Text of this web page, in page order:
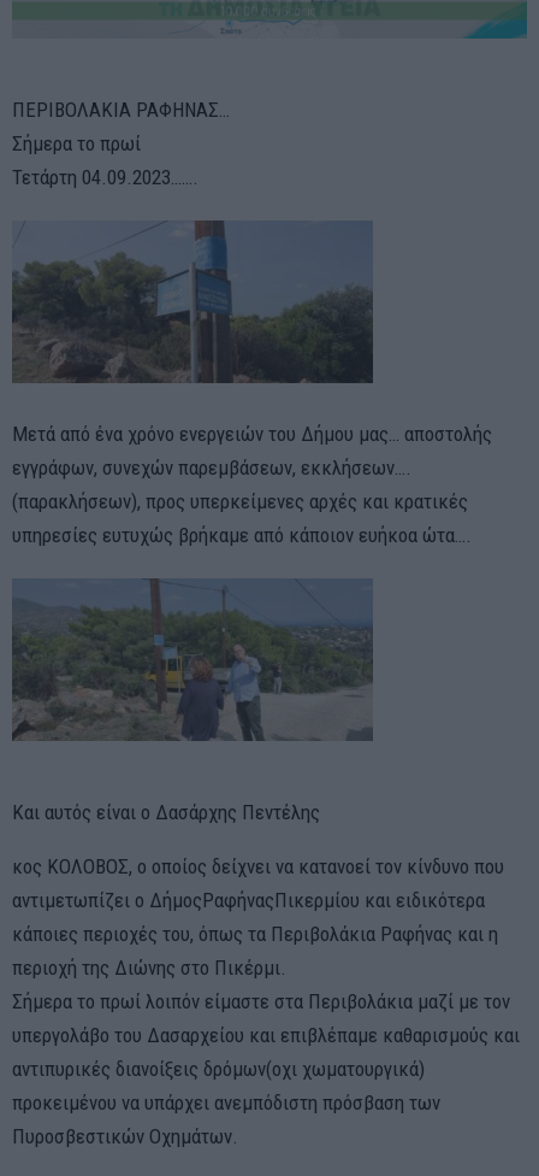
ΠΕΡΙΒΟΛΑΚΙΑ ΡΑΦΗΝΑΣ…
Σήμερα το πρωί
Τετάρτη 04.09.2023…….
Μετά από ένα χρόνο ενεργειών του Δήμου μας… αποστολής
εγγράφων, συνεχών παρεμβάσεων, εκκλήσεων….
(παρακλήσεων), προς υπερκείμενες αρχές και κρατικές
υπηρεσίες ευτυχώς βρήκαμε από κάποιον ευήκοα ώτα….
Και αυτός είναι ο Δασάρχης Πεντέλης
κος ΚΟΛΟΒΟΣ, ο οποίος δείχνει να κατανοεί τον κίνδυνο που
αντιμετωπίζει ο ΔήμοςΡαφήναςΠικερμίου και ειδικότερα
κάποιες περιοχές του, όπως τα Περιβολάκια Ραφήνας και η
περιοχή της Διώνης στο Πικέρμι.
Σήμερα το πρωί λοιπόν είμαστε στα Περιβολάκια μαζί με τον
υπεργολάβο του Δασαρχείου και επιβλέπαμε καθαρισμούς και
αντιπυρικές διανοίξεις δρόμων(οχι χωματουργικά)
προκειμένου να υπάρχει ανεμπόδιστη πρόσβαση των
Πυροσβεστικών Οχημάτων.